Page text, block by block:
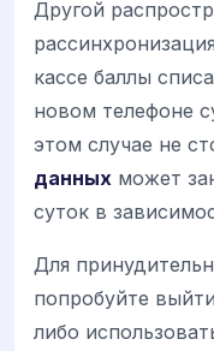
Другой
кассе баллы
новом телефоне
этом случае не
данных может
суток в
Для
попробуйте
либо